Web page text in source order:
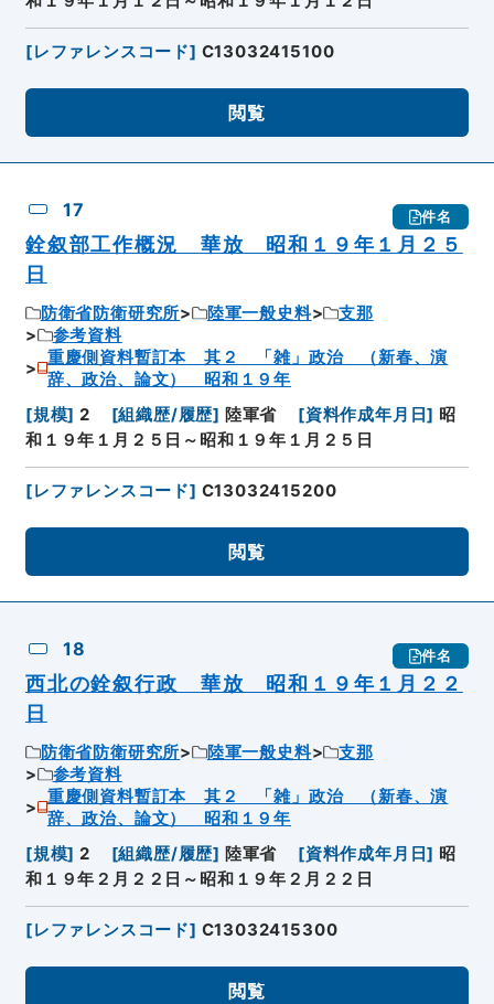
[レファレンスコード] C13032415100
閲覧
17 件名
銓叙部工作概況 華放 昭和１９年１月２５
日
防衛省防衛研究所 陸軍一般史料
支那
参考資料
重慶側資料暫訂本 其２ 「雑」政治 （新春、演
辞、政治、論文） 昭和１９年
[規模] 2 [組織歴/履歴] 陸軍省 [資料作成年月日] 昭
和１９年１月２５日～昭和１９年１月２５日
[レファレンスコード] C13032415200
閲覧
18 件名
西北の銓叙行政 華放 昭和１９年１月２２
日
防衛省防衛研究所 陸軍一般史料
支那
参考資料
重慶側資料暫訂本 其２ 「雑」政治 （新春、演
辞、政治、論文） 昭和１９年
[規模] 2 [組織歴/履歴] 陸軍省 [資料作成年月日] 昭
和１９年２月２２日～昭和１９年２月２２日
[レファレンスコード] C13032415300
閲覧